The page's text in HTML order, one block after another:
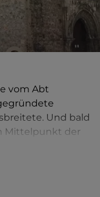
vom Abt
Und bald
Mittelpunkt der